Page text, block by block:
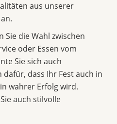
aus unserer
Sie die Wahl zwischen
oder Essen vom
Sie sich auch
dass Ihr Fest auch in
wahrer Erfolg wird.
auch stilvolle